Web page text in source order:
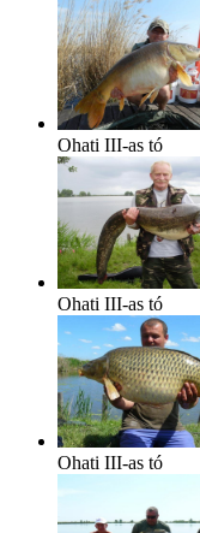
Ohati III-as tó
Ohati III-as tó
Ohati III-as tó